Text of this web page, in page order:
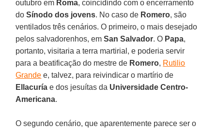
outubro em Roma, coincidindo com o encerramento
doSínodo dos jovens. No caso de Romero, são
ventilados três cenários. O primeiro, o mais desejado
pelos salvadorenhos, emSan Salvador. O Papa,
portanto, visitaria a terra martirial, e poderia servir
para a beatificação do mestre de Romero, Rutilio
Grande e, talvez, para reivindicar o martírio de
Ellacuría e dos jesuítas da Universidade Centro-
Americana.
O segundo cenário, que aparentemente parece ser o